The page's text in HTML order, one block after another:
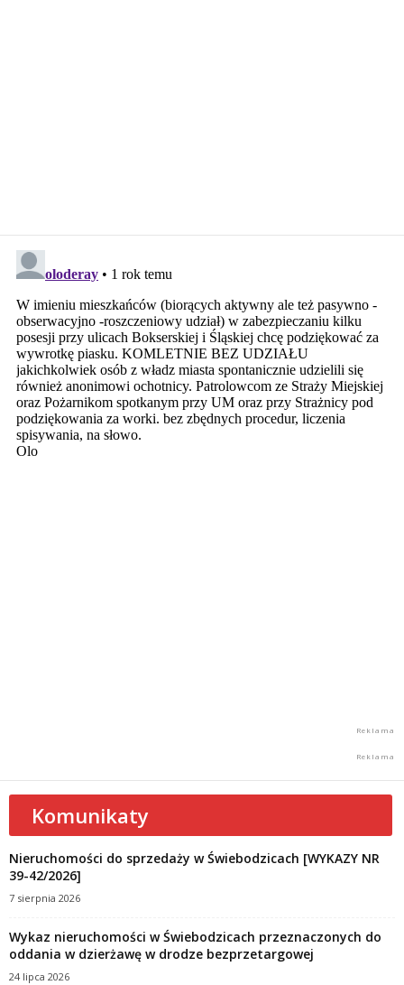
Komunikaty
Nieruchomości do sprzedaży w Świebodzicach [WYKAZY NR
39-42/2026]
7 sierpnia 2026
Wykaz nieruchomości w Świebodzicach przeznaczonych do
oddania w dzierżawę w drodze bezprzetargowej
24 lipca 2026